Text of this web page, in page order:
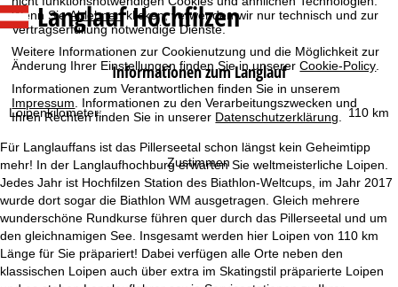
Wenn SieAblehnenklicken, verwenden wir nur technisch und zur
Vertragserfüllung notwendige Dienste.
Weitere Informationen zur Cookienutzung und die Möglichkeit zur
Änderung Ihrer Einstellungen finden Sie in unsererCookie-Policy
Informationen zum Verantwortlichen finden Sie in unserem
Impressum . Informationen zu den Verarbeitungszwecken und
Ihren Rechten finden Sie in unserer Datenschutzerklärung
Zustimmen
t
a
r
t
e
i
t
Langlauf Hochfilzen
Informationen zum Langlauf
110 km
Loipenkilometer:
Für Langlauffans ist das Pillerseetal schon längst kein Geheimtipp
mehr! In der Langlaufhochburg erwarten Sie weltmeisterliche Loipen.
Jedes Jahr ist Hochfilzen Station des Biathlon-Weltcups, im Jahr 2017
wurde dort sogar die Biathlon WM ausgetragen. Gleich mehrere
wunderschöne Rundkurse führen quer durch das Pillerseetal und um
den gleichnamigen See. Insgesamt werden hier Loipen von 110 km
Länge für Sie präpariert! Dabei verfügen alle Orte neben den
klassischen Loipen auch über extra im Skatingstil präparierte Loipen